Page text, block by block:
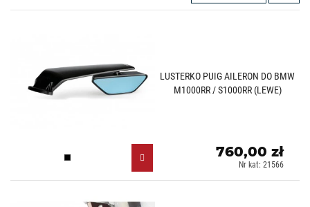
LUSTERKO PUIG AILERON DO BMW
M1000RR / S1000RR (LEWE)
Czarny (N)
760,00 zł
Nr kat: 21566